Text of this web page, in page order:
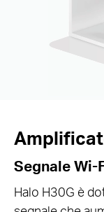
Segnale Wi-
Halo H30G è